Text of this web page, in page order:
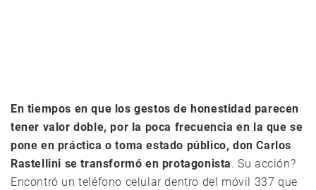
En tiempos en que los gestos de honestidad parecen
tener valor doble, por la poca frecuencia en la que se
pone en práctica o toma estado público, don Carlos
Rastellini se transformó en protagonista. Su acción?
Encontró un teléfono celular dentro del móvil 337 que